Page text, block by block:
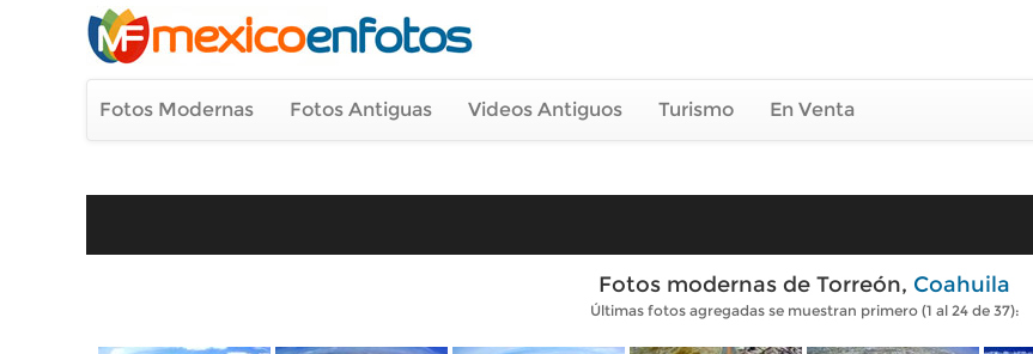
Fotos Modernas Fotos Antiguas Videos Antiguos Turismo En Venta
Fotos modernas de Torreón, Coahuila
Últimas fotos agregadas se muestran primero (1 al 24 de 37):